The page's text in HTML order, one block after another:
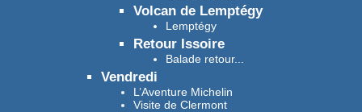
Volcan de Lemptégy
Lemptégy
Retour Issoire
Balade retour...
Vendredi
L’Aventure Michelin
Visite de Clermont